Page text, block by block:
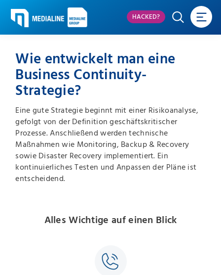
HACKED?
Wie entwickelt man eine
Business Continuity-
Strategie?
Eine gute Strategie beginnt mit einer Risikoanalyse,
gefolgt von der Definition geschäftskritischer
Prozesse. Anschließend werden technische
Maßnahmen wie Monitoring, Backup & Recovery
sowie Disaster Recovery implementiert. Ein
kontinuierliches Testen und Anpassen der Pläne ist
entscheidend.
Alles Wichtige auf einen Blick